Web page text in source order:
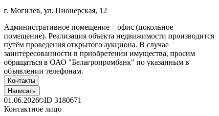
г. Могилев, ул. Пионерская, 12
Административное помещение – офис (цокольное
помещение). Реализация объекта недвижимости производится
путём проведения открытого аукциона. В случае
заинтересованности в приобретении имущества, просим
обращаться в ОАО "Белагропромбанк" по указанным в
объявлении телефонам.
Контакты
Написать
01.06.2026 ID 3180671
Контактное лицо